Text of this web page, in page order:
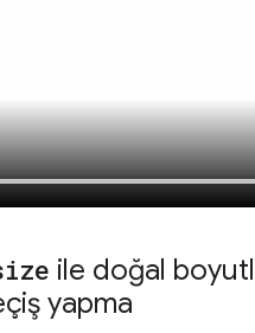
ile doğal
yapma